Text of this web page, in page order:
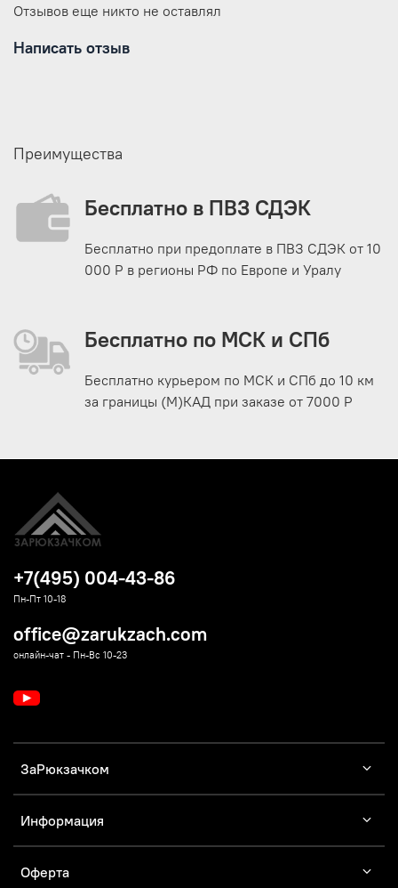
Отзывов еще никто не оставлял
Написать отзыв
Преимущества
Бесплатно в ПВЗ СДЭК
Бесплатно при предоплате в ПВЗ СДЭК от 10
000 Р в регионы РФ по Европе и Уралу
Бесплатно по МСК и СПб
Бесплатно курьером по МСК и СПб до 10 км
за границы (М)КАД при заказе от 7000 Р
ЗаРюкзачком
Информация
Оферта
+7(495) 004-43-86
Пн-Пт 10-18
office@zarukzach.com
онлайн-чат - Пн-Вс 10-23